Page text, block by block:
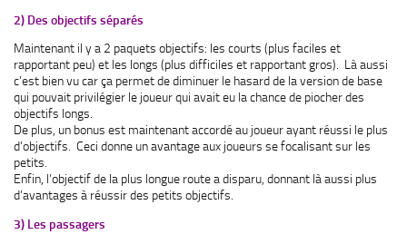
2) Des objectifs séparés
Maintenant il y a 2 paquets objectifs: les courts (plus faciles et
rapportant peu) et les longs (plus difficiles et rapportant gros). Là aussi
c’est bien vu car ça permet de diminuer le hasard de la version de base
qui pouvait privilégier le joueur qui avait eu la chance de piocher des
objectifs longs.
De plus, un bonus est maintenant accordé au joueur ayant réussi le plus
d’objectifs. Ceci donne un avantage aux joueurs se focalisant sur les
petits.
Enfin, l’objectif de la plus longue route a disparu, donnant là aussi plus
d’avantages à réussir des petits objectifs.
3) Les passagers